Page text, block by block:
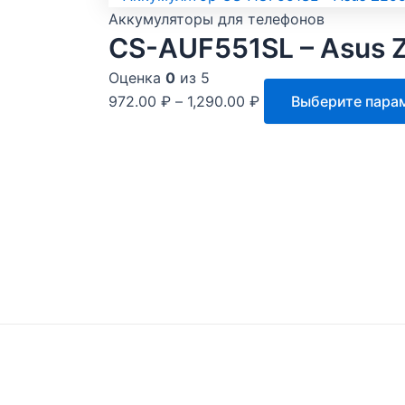
Аккумуляторы для телефонов
CS-AUF551SL – Asus
Оценка 0 из 5
972.00 ₽ – 1,290.00 ₽ Выберите